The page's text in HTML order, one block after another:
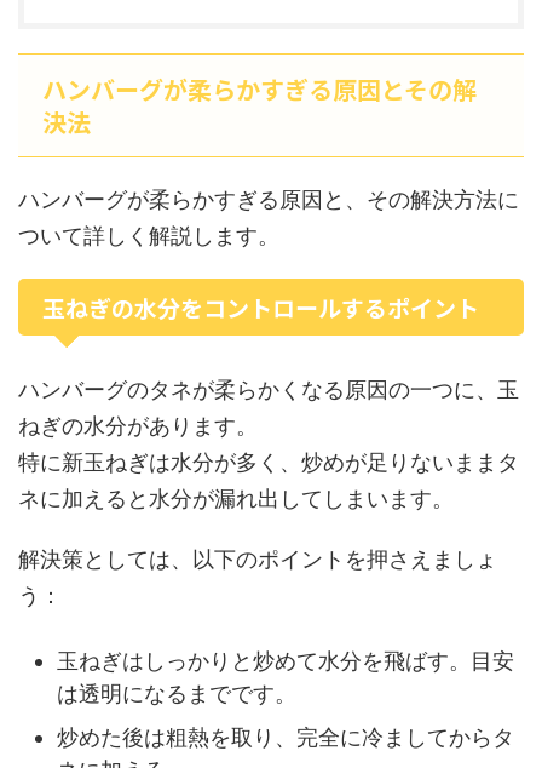
ハンバーグが柔らかすぎる原因とその解
決法
ハンバーグが柔らかすぎる原因と、その解決方法に
ついて詳しく解説します。
玉ねぎの水分をコントロールするポイント
ハンバーグのタネが柔らかくなる原因の一つに、玉
ねぎの水分があります。
特に新玉ねぎは水分が多く、炒めが足りないままタ
ネに加えると水分が漏れ出してしまいます。
解決策としては、以下のポイントを押さえましょ
う：
玉ねぎはしっかりと炒めて水分を飛ばす。目安
は透明になるまでです。
炒めた後は粗熱を取り、完全に冷ましてからタ